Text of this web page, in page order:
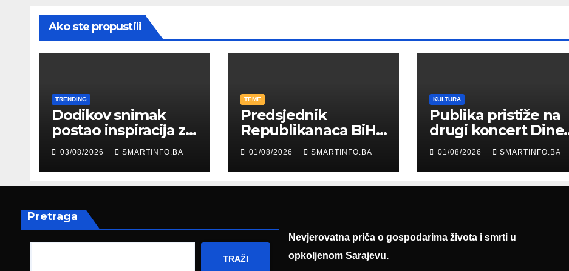
Ako ste propustili
TRENDING
Dodikov snimak
postao inspiracija za
šale: Građani kroz
parodiju poslali
poruku
03/08/2026 SMARTINFO.BA
TEME
Predsjednik
Republikanaca BiH
Edin Garaplija
prisustvovao
prezentaciji
Federalnog sajma
01/08/2026 SMARTINFO.BA
KULTURA
Publika pristiže na
drugi koncert Dine
Merlina na Koševu
01/08/2026 SMARTINFO.BA
Pretraga
TRAŽI
Nevjerovatna priča o gospodarima života i smrti u
opkoljenom Sarajevu.